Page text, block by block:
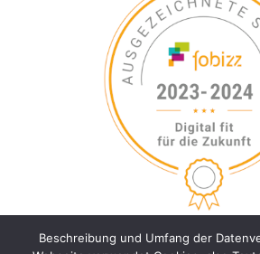
Beschreibung und Umfang der